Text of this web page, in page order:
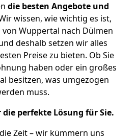
die besten Angebote und
wissen, wie wichtig es ist,
Wuppertal nach Dülmen
deshalb setzen wir alles
Preise zu bieten. Ob Sie
haben oder ein großes
besitzen, was umgezogen
muss.
perfekte Lösung für Sie.
Zeit – wir kümmern uns